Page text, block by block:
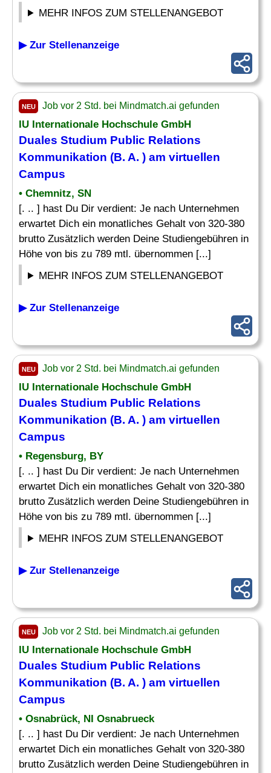
MEHR INFOS ZUM STELLENANGEBOT
▶ Zur Stellenanzeige
NEU Job vor 2 Std. bei Mindmatch.ai gefunden
IU Internationale Hochschule GmbH
Duales Studium Public Relations
Kommunikation (B. A. ) am virtuellen
Campus
• Chemnitz, SN
[. .. ] hast Du Dir verdient: Je nach Unternehmen
erwartet Dich ein monatliches Gehalt von 320-380
brutto Zusätzlich werden Deine Studiengebühren in
Höhe von bis zu 789 mtl. übernommen [...]
MEHR INFOS ZUM STELLENANGEBOT
▶ Zur Stellenanzeige
NEU Job vor 2 Std. bei Mindmatch.ai gefunden
IU Internationale Hochschule GmbH
Duales Studium Public Relations
Kommunikation (B. A. ) am virtuellen
Campus
• Regensburg, BY
[. .. ] hast Du Dir verdient: Je nach Unternehmen
erwartet Dich ein monatliches Gehalt von 320-380
brutto Zusätzlich werden Deine Studiengebühren in
Höhe von bis zu 789 mtl. übernommen [...]
MEHR INFOS ZUM STELLENANGEBOT
▶ Zur Stellenanzeige
NEU Job vor 2 Std. bei Mindmatch.ai gefunden
IU Internationale Hochschule GmbH
Duales Studium Public Relations
Kommunikation (B. A. ) am virtuellen
Campus
• Osnabrück, NI Osnabrueck
[. .. ] hast Du Dir verdient: Je nach Unternehmen
erwartet Dich ein monatliches Gehalt von 320-380
brutto Zusätzlich werden Deine Studiengebühren in